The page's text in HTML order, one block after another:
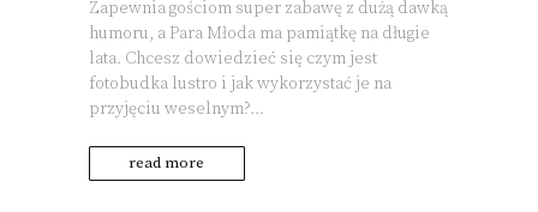
Zapewnia gościom super zabawę z dużą dawką
humoru, a Para Młoda ma pamiątkę na długie
lata. Chcesz dowiedzieć się czym jest
fotobudka lustro i jak wykorzystać je na
przyjęciu weselnym?...
read more